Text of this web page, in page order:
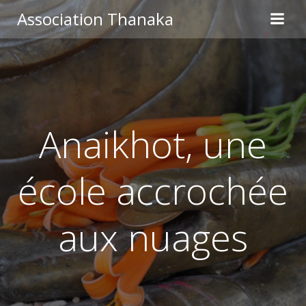
au
contenu
Association Thanaka
Anaikhot, une
école accrochée
aux nuages